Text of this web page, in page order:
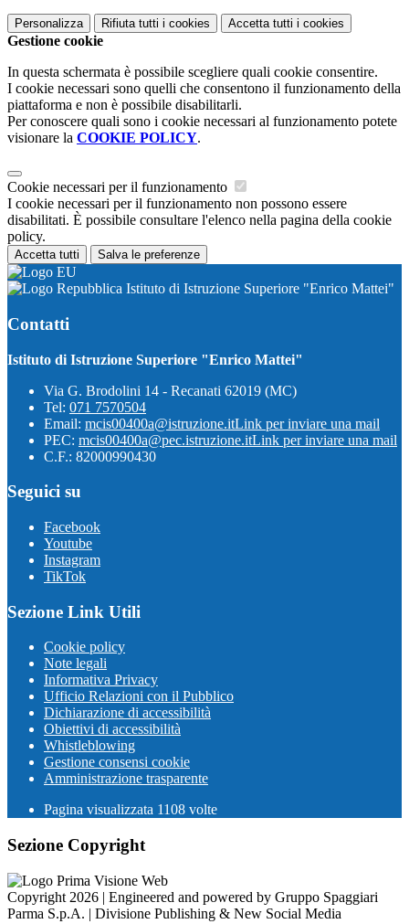
Personalizza Rifiuta tutti i cookies Accetta tutti i cookies
Gestione cookie
In questa schermata è possibile scegliere quali cookie consentire.
I cookie necessari sono quelli che consentono il funzionamento della
piattaforma e non è possibile disabilitarli.
Per conoscere quali sono i cookie necessari al funzionamento potete
visionare la COOKIE POLICY.
Cookie necessari per il funzionamento
I cookie necessari per il funzionamento non possono essere
disabilitati. È possibile consultare l'elenco nella pagina della cookie
policy.
Accetta tutti Salva le preferenze
Istituto di Istruzione Superiore "Enrico Mattei"
Contatti
Istituto di Istruzione Superiore "Enrico Mattei"
Via G. Brodolini 14 - Recanati 62019 (MC)
Tel: 071 7570504
Email: mcis00400a@istruzione.itLink per inviare una mail
PEC: mcis00400a@pec.istruzione.itLink per inviare una mail
C.F.: 82000990430
Seguici su
Facebook
Youtube
Instagram
TikTok
Sezione Link Utili
Cookie policy
Note legali
Informativa Privacy
Ufficio Relazioni con il Pubblico
Dichiarazione di accessibilità
Obiettivi di accessibilità
Whistleblowing
Gestione consensi cookie
Amministrazione trasparente
Pagina visualizzata 1108 volte
Sezione Copyright
Copyright 2026 | Engineered and powered by Gruppo Spaggiari
Parma S.p.A. | Divisione Publishing & New Social Media